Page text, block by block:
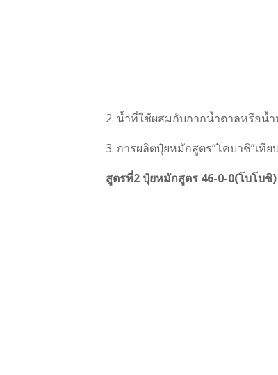
2. น้ำที่ใช้ผสมกับกากน้ำตาลหรือน้
3. การผลิตปุ๋ยหมักสูตร“โคบาชิ”เทีย
สูตรที่2 ปุ๋ยหมักสูตร 46-0-0(โบโบชิ)